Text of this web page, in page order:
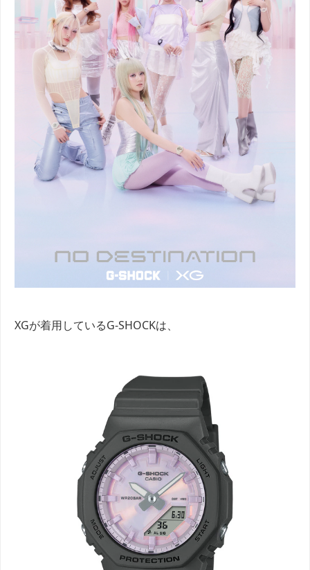
XGが着用しているG-SHOCKは、